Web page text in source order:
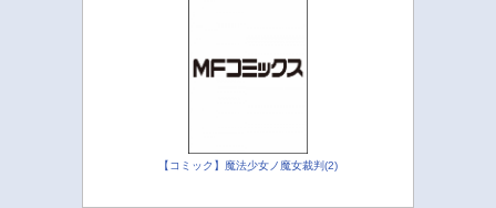
【コミック】魔法少女ノ魔女裁判(2)